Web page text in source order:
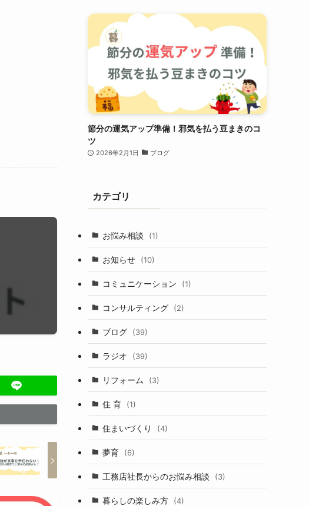
節分の運気アップ準備！邪気を払う豆まきのコ
ツ
2026年2月1日 ブログ
カテゴリ
お悩み相談 (1)
お知らせ (10)
コミュニケーション (1)
コンサルティング (2)
ブログ (39)
ラジオ (39)
リフォーム (3)
住 育 (1)
住まいづくり (4)
夢育 (6)
工務店社長からのお悩み相談 (3)
暮らしの楽しみ方 (4)